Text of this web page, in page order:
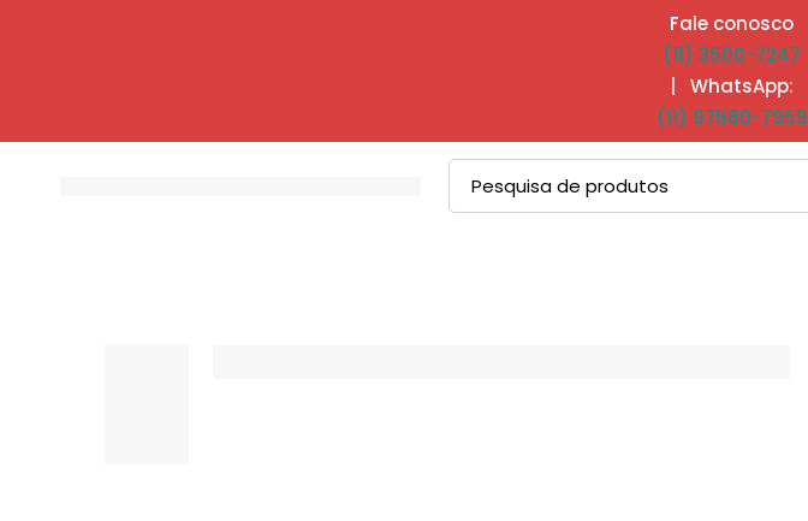
Fale conosco
(11) 3500-7247
| WhatsApp:
(11) 97580-7959